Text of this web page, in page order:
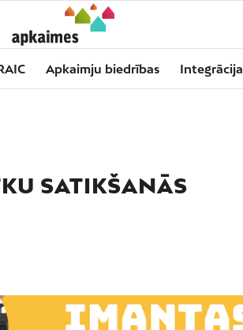
Apkaimju biedrības Integrācija
SATIKŠANĀS